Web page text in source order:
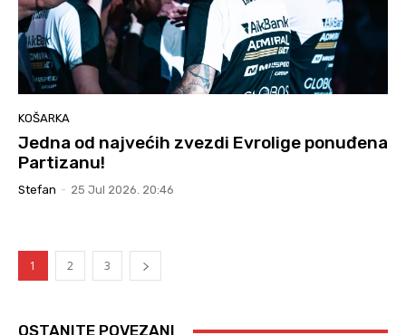
KOŠARKA
Jedna od najvećih zvezdi Evrolige ponuđena
Partizanu!
Stefan - 25 Jul 2026. 20:46
1 2 3
OSTANITE POVEZANI